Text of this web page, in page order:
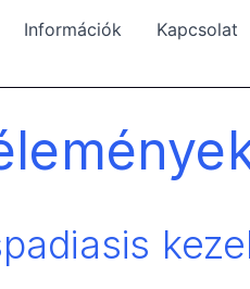
Információk Kapcsolat